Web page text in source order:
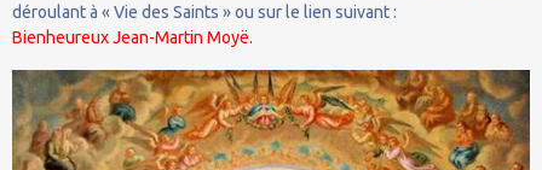
déroulant à « Vie des Saints » ou sur le lien suivant :
Bienheureux Jean-Martin Moyë.